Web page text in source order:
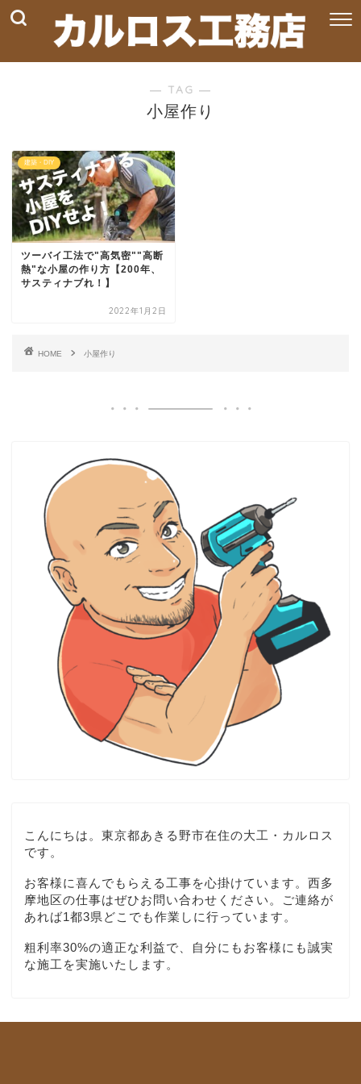
― TAG ―
小屋作り
建築・DIY
ツーバイ工法で"高気密""高断
熱"な小屋の作り方【200年、
サスティナブれ！】
2022年1月2日
HOME 小屋作り
こんにちは。東京都あきる野市在住の大工・カルロス
です。
お客様に喜んでもらえる工事を心掛けています。西多
摩地区の仕事はぜひお問い合わせください。ご連絡が
あれば1都3県どこでも作業しに行っています。
粗利率30%の適正な利益で、自分にもお客様にも誠実
な施工を実施いたします。